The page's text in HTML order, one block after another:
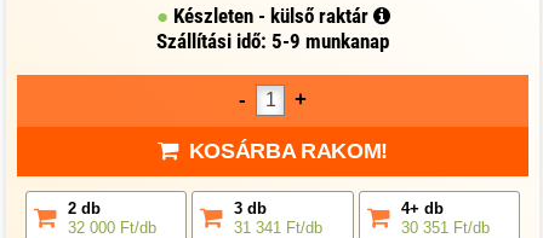
Készleten - külső raktár
Szállítási idő: 5-9 munkanap
- +
KOSÁRBA RAKOM!
2 db
32 000 Ft/db
3 db
31 341 Ft/db
4+ db
30 351 Ft/db